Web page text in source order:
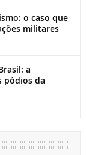
o caso que
militares
a
pódios da